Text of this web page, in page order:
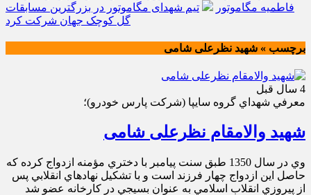
فاطمیه مگاموتور
تیم شهدای مگاموتور در بزرگترین مسابقات
گل کوچک جهان شرکت کرد
برچسب » شهید نظرعلی شامی
4 سال قبل
معرفي شهداي گروه سايپا (شركت پارس خودرو)؛
شهید والامقام نظرعلی شامی
وي در سال 1350 طبق سنت پيامبر با دختري مؤمنه ازدواج کرده كه
حاصل اين ازدواج چهار فرزند است و با تشكيل نهادهاي انقلابي پس
از پيروزي انقلاب اسلامي به عنوان بسيجي در كارخانه عضو شد